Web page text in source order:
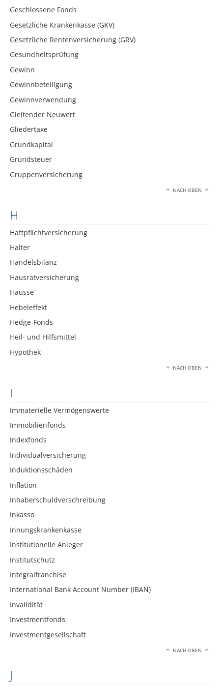
Geschlossene Fonds
Gesetzliche Krankenkasse (GKV)
Gesetzliche Rentenversicherung (GRV)
Gesundheitsprüfung
Gewinn
Gewinnbeteiligung
Gewinnverwendung
Gleitender Neuwert
Gliedertaxe
Grundkapital
Grundsteuer
Gruppenversicherung
NACH OBEN
H
Haftpflichtversicherung
Halter
Handelsbilanz
Hausratversicherung
Hausse
Hebeleffekt
Hedge-Fonds
Heil- und Hilfsmittel
Hypothek
NACH OBEN
I
Immaterielle Vermögenswerte
Immobilienfonds
Indexfonds
Individualversicherung
Induktionsschäden
Inflation
Inhaberschuldverschreibung
Inkasso
Innungskrankenkasse
Institutionelle Anleger
Institutschutz
Integralfranchise
International Bank Account Number (IBAN)
Invalidität
Investmentfonds
Investmentgesellschaft
NACH OBEN
J